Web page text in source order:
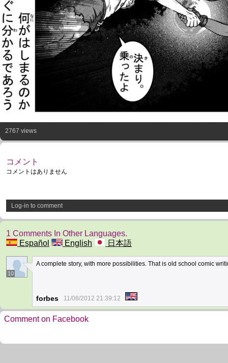
2767 views
コメント
コメントはありません
Log-in to comment
1 Comments In Other Languages.
Español
English 日本語
10
A complete story, with more possibilities. That is old school comic
forbes 11/08/2012 21:39:12
Comment on Facebook